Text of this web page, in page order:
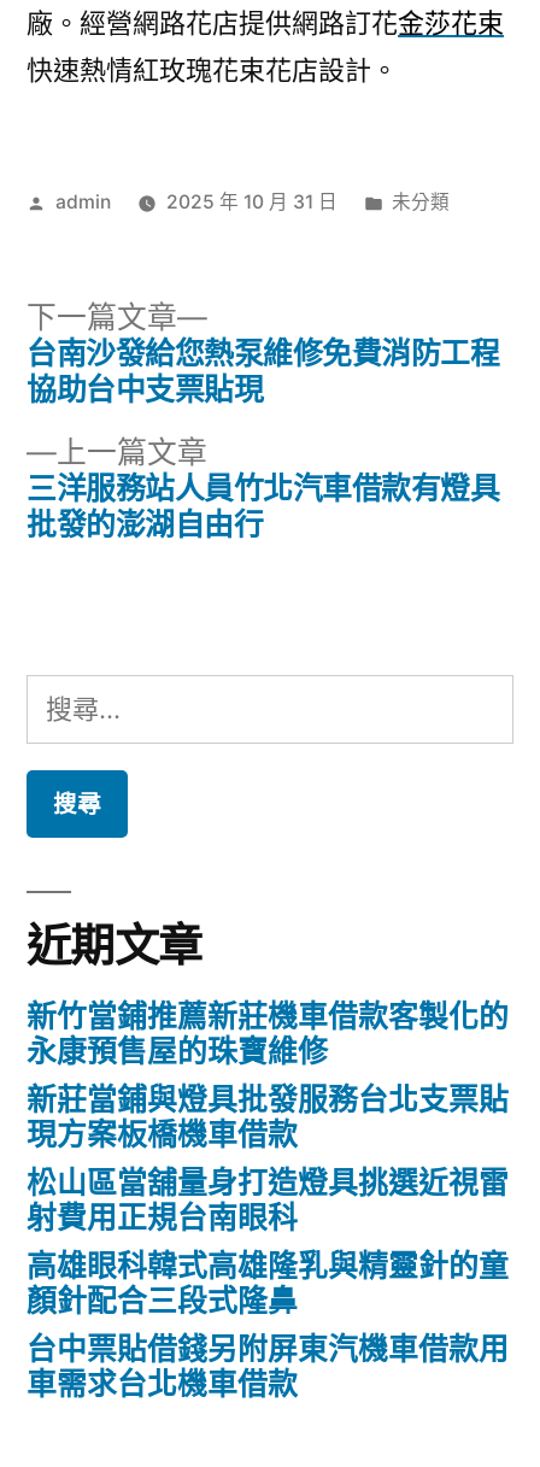
廠。經營網路花店提供網路訂花金莎花束
快速熱情紅玫瑰花束花店設計。
作
admin 2025 年 10 月 31 日
分
未分類
文
導
覽
上一篇文章
一
篇
三洋服務站人員竹北汽車借款有燈具
批發的澎湖自由行
下一篇文章
下
一
篇
台南沙發給您熱泵維修免費消防工程
協助台中支票貼現
搜
尋
鍵
字:
近期文章
新竹當鋪推薦新莊機車借款客製化的
永康預售屋的珠寶維修
新莊當鋪與燈具批發服務台北支票貼
現方案板橋機車借款
松山區當舖量身打造燈具挑選近視雷
射費用正規台南眼科
高雄眼科韓式高雄隆乳與精靈針的童
顏針配合三段式隆鼻
台中票貼借錢另附屏東汽機車借款用
車需求台北機車借款